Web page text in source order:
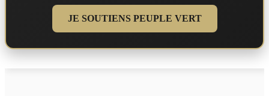
JE SOUTIENS PEUPLE VERT